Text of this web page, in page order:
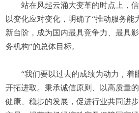
站在风起云涌大变革的时点上，
以变化应对变化，明确了“推动服务能
新台阶，成为国内最具竞争力、最具
务机构”的总体目标。
“我们要以过去的成绩为动力，着
开拓进取。秉承诚信原则、以高质量
健康、稳步的发展，促进行业共同进